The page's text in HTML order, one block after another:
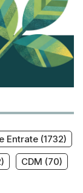
Entrate (1732)
CDM (70)